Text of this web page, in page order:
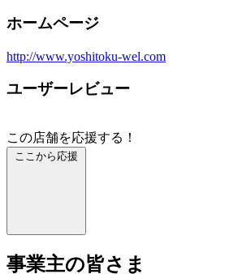
ホームページ
http://www.yoshitoku-wel.com
ユーザーレビュー
この店舗を応援する！
ここから応援
事業主の皆さま